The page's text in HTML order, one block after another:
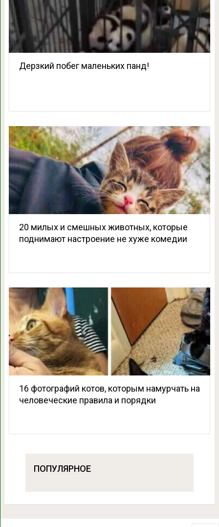
Дерзкий побег маленьких панд!
20 милых и смешных животных, которые
поднимают настроение не хуже комедии
16 фотографий котов, которым намурчать на
человеческие правила и порядки
ПОПУЛЯРНОЕ